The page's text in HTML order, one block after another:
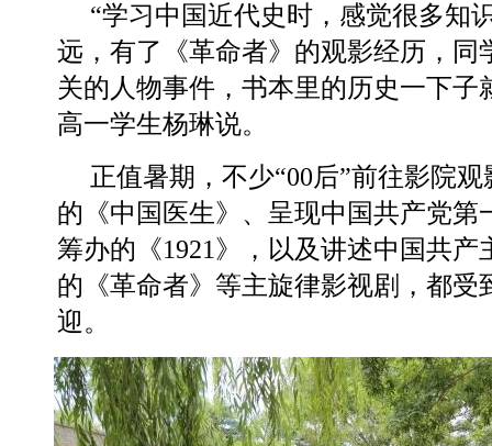
“学习中国近代史时，感觉很多知
远，有了《革命者》的观影经历，同
关的人物事件，书本里的历史一下子
高一学生杨琳说。
正值暑期，不少“00后”前往影院
的《中国医生》、呈现中国共产党第
筹办的《1921》，以及讲述中国共产
的《革命者》等主旋律影视剧，都受
迎。